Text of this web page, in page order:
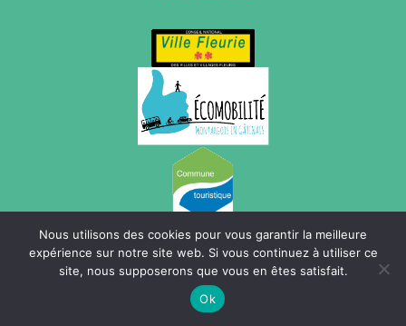
Mentions légales| Politique de confidentialité | Plan du site
Nous utilisons des cookies pour vous garantir la meilleure
expérience sur notre site web. Si vous continuez à utiliser ce
site, nous supposerons que vous en êtes satisfait.
Ok